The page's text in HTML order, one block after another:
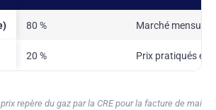
80 % Marché mensuel
20 % Prix pratiqués en
repère du gaz par la CRE pour la facture de mai